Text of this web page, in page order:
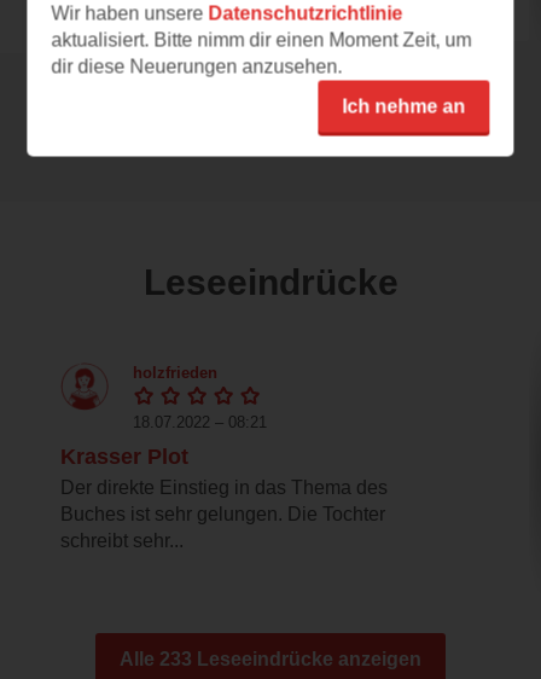
Alle 162 Rezensionen anzeigen
Leseeindrücke
holzfrieden
18.07.2022 – 08:21
Krasser Plot
Der direkte Einstieg in das Thema des
Buches ist sehr gelungen. Die Tochter
schreibt sehr...
Alle 233 Leseeindrücke anzeigen
Wir haben unsere Datenschutzrichtlinie
aktualisiert. Bitte nimm dir einen Moment Zeit, um
dir diese Neuerungen anzusehen.
Ich nehme an